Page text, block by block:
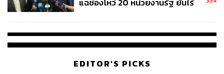
แฉช่องโหว่ 20 หน่วยงานรัฐ ยันไร้
EDITOR'S PICKS